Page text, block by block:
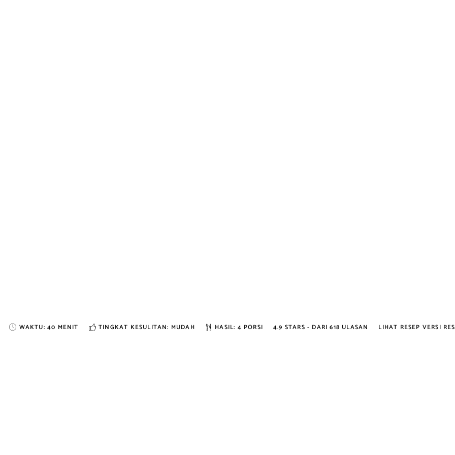
WAKTU: 40 MENIT TINGKAT KESULITAN: MUDAH HASIL: 4 PORSI 4.9 STARS - DARI618 ULASAN LIHAT RESEP VERSI